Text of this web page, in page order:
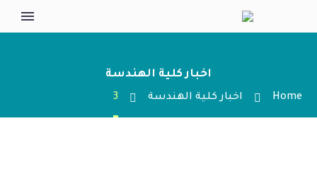
اخبار كلية الهندسة
Home اخبار كلية الهندسة 3